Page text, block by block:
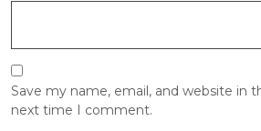
Save my name, email, and website in
next time I comment.